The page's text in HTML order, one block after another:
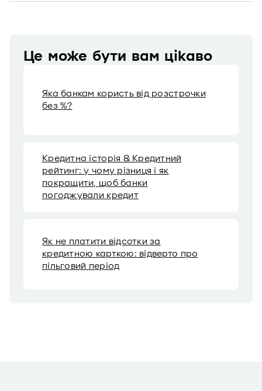
Це може бути вам цікаво
Яка банкам користь від розстрочки
без %?
Кредитна історія & Кредитний
рейтинг: у чому різниця і як
покращити, щоб банки
погоджували кредит
Як не платити відсотки за
кредитною карткою: відверто про
пільговий період